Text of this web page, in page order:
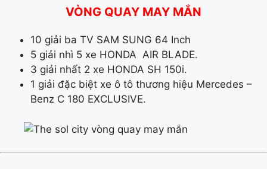
VÒNG QUAY MAY MẮN
10 giải ba TV SAM SUNG 64 Inch
5 giải nhì 5 xe HONDA AIR BLADE.
3 giải nhất 2 xe HONDA SH 150i.
1 giải đặc biệt xe ô tô thương hiệu Mercedes –
Benz C 180 EXCLUSIVE.